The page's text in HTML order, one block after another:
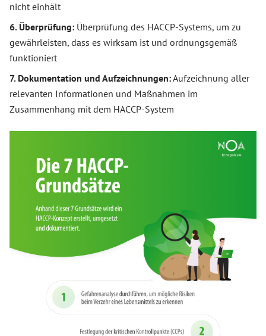
nicht einhält
6. Überprüfung: Überprüfung des HACCP-Systems, um zu
gewährleisten, dass es wirksam ist und ordnungsgemäß
funktioniert
7. Dokumentation und Aufzeichnungen:Aufzeichnung aller
relevanten Informationen und Maßnahmen im
Zusammenhang mit dem HACCP-System